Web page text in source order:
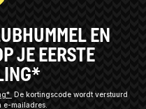
EN
JE EERSTE
De kortingscode wordt verstuurd
e-mailadres.